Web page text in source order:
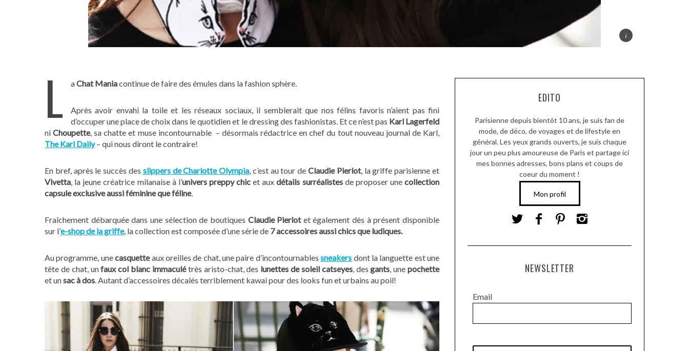
L aChat Maniacontinue de faire des émules dans la fashion sphère.
Après avoir envahi la toile et les réseaux sociaux, il semblerait que nos félins favoris n’aient pas fini
d’occuper une place de choix dans le quotidien et le dressing des fashionistas. Et ce n’est pas Karl Lagerfeld
niChoupette, sa chatte et muse incontournable – désormais rédactrice en chef du tout nouveau journal de Karl,
The Karl Daily– qui nous diront le contraire!
En bref, après le succès des slippers de Charlotte Olympia, c’est au tour deClaudie Pierlot, la griffe parisienne et
Vivetta, la jeune créatrice milanaise à l’univers preppy chic et auxdétails surréalistesde proposer une collection
capsule exclusive aussi féminine que féline.
Fraîchement débarquée dans une sélection de boutiques Claudie Pierlotet également dès à présent disponible
sur l’e-shop de la griffe, la collection est composée d’une série de 7 accessoires aussi chics que ludiques.
Au programme, unecasquetteaux oreilles de chat, une paire d’incontournablessneakers dont la languette est une
tête de chat, unfaux col blanc immaculétrès aristo-chat, des lunettes de soleil catseyes, desgants, unepochette
et unsac à dos. Autant d’accessoires décalés terriblement kawai pour des looks fun et urbains au poil!
EDITO
Parisienne depuis bientôt 10 ans, je suis fan de
mode, de déco, de voyages et de lifestyle en
général. Les yeux grands ouverts, je suis chaque
jour un peu plus amoureuse de Paris et partage ici
mes bonnes adresses, bons plans et coups de
coeur du moment !
Mon profil
NEWSLETTER
Email